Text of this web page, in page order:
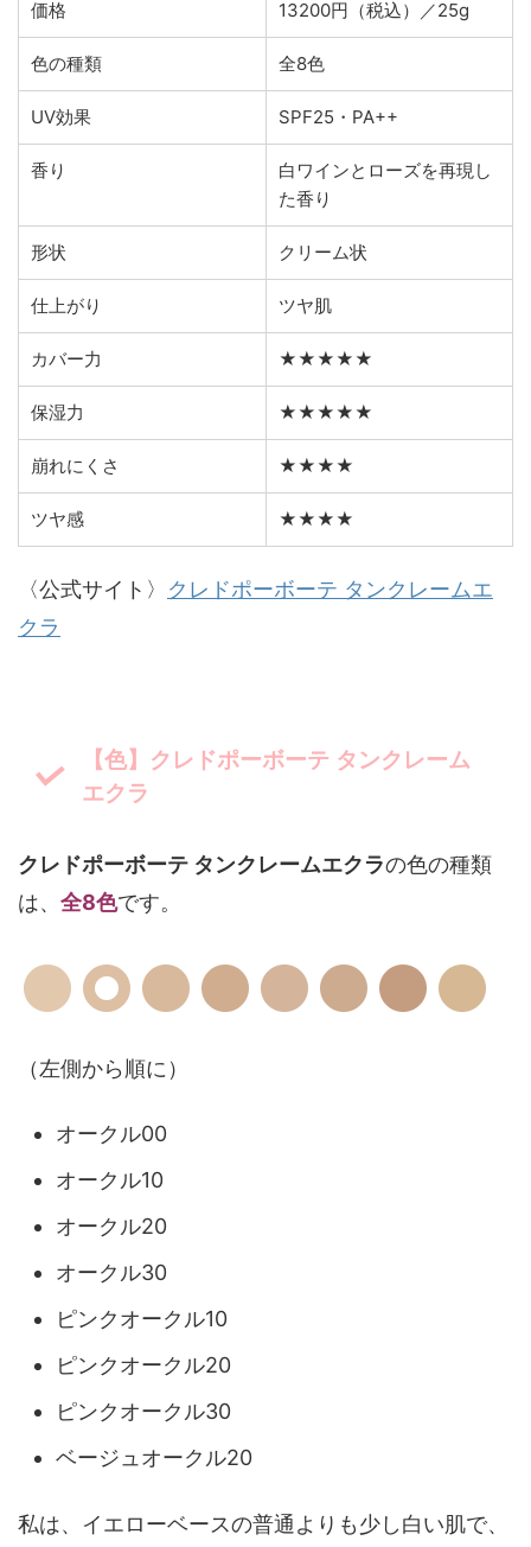
価格 13200円（税込）／25g
色の種類 全8色
UV効果 SPF25・PA++
香り
白ワインとローズを再現し
た香り
形状 クリーム状
仕上がり ツヤ肌
カバー力 ★★★★★
保湿力 ★★★★★
崩れにくさ ★★★★
ツヤ感 ★★★★
〈公式サイト〉 クレドポーボーテ タンクレームエ
クラ
【色】クレドポーボーテ タンクレーム
エクラ
クレドポーボーテ タンクレームエクラの色の種類
は、 全8色です。
（左側から順に）
オークル00
オークル10
オークル20
オークル30
ピンクオークル10
ピンクオークル20
ピンクオークル30
ベージュオークル20
私は、イエローベースの普通よりも少し白い肌で、